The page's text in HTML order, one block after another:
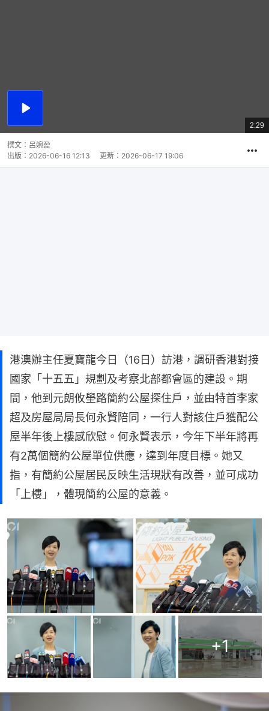
播
總
共
2:29
撰文： 呂婉盈
出版： 2026-06-16 12:13 更新： 2026-06-17 19:06
港澳辦主任夏寶龍今日（16日）訪港，調研香港對接
國家「十五五」規劃及考察北部都會區的建設。期
間，他到元朗攸壆路簡約公屋探住戶，並由特首李家
超及房屋局局長何永賢陪同，一行人對該住戶獲配公
屋半年後上樓感欣慰。何永賢表示，今年下半年將再
有2萬個簡約公屋單位供應，達到年度目標。她又
指，有簡約公屋居民反映生活現狀有改善，並可成功
「上樓」，體現簡約公屋的意義。
+1